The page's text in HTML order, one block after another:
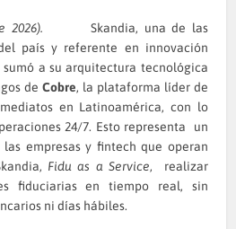
de 2026). Skandia, una de las
país y referente en innovación
a su arquitectura tecnológica
de Cobre, la plataforma líder de
en Latinoamérica, con lo
24/7. Esto representa un
empresas y fintech que operan
Fidu as a Service, realizar
fiduciarias en tiempo real, sin
ni días hábiles.